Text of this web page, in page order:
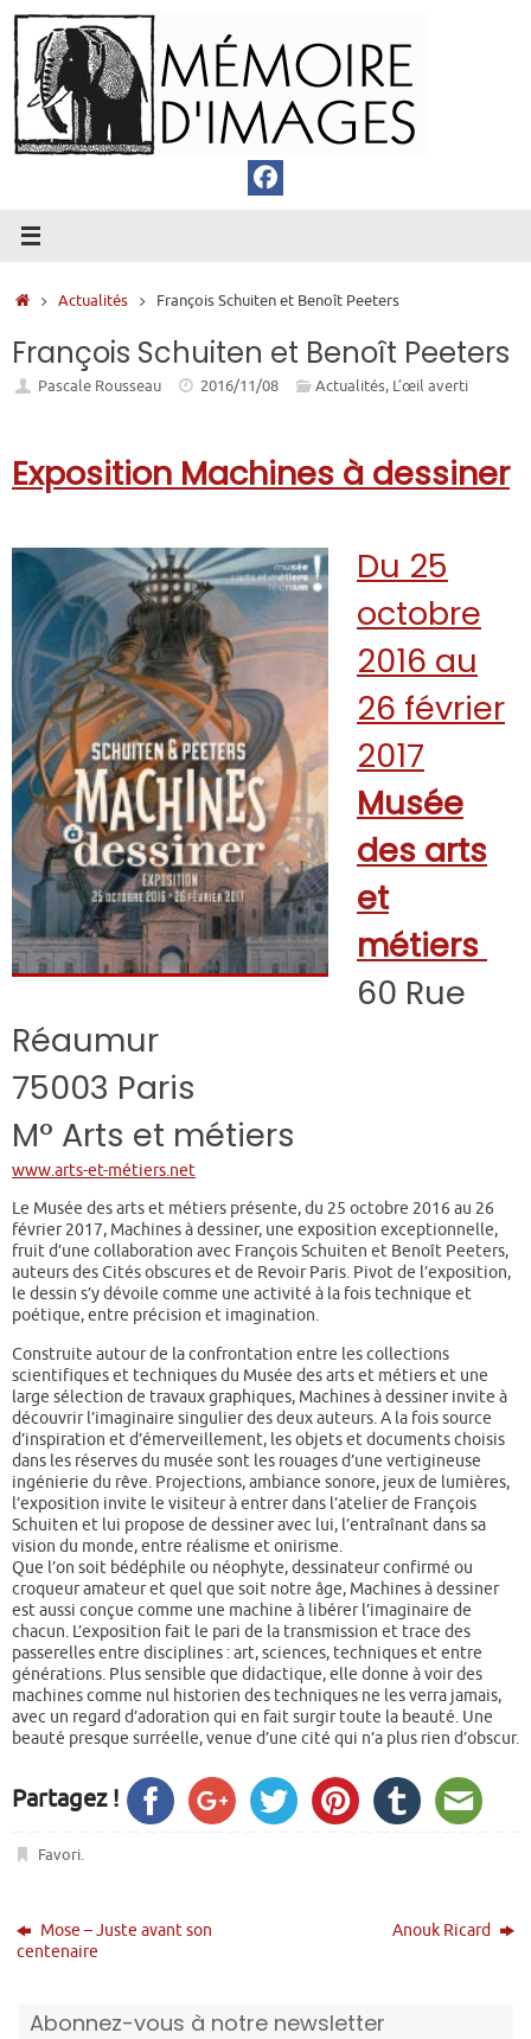
Passer
au
contenu
Accueil
Actualités François Schuiten et Benoît Peeters
François Schuiten et Benoît Peeters
Pascale Rousseau 2016/11/08 Actualités, L’œil averti
Exposition Machines à dessiner
Du 25
octobre
2016 au
26 février
2017
Musée
des arts
et
métiers
60 Rue
Réaumur
75003 Paris
M° Arts et métiers
www.arts-et-métiers.net
Le Musée des arts et métiers présente, du 25 octobre 2016 au 26
février 2017, Machines à dessiner, une exposition exceptionnelle,
fruit d’une collaboration avec François Schuiten et Benoît Peeters,
auteurs des Cités obscures et de Revoir Paris. Pivot de l’exposition,
le dessin s’y dévoile comme une activité à la fois technique et
poétique, entre précision et imagination.
Construite autour de la confrontation entre les collections
scientifiques et techniques du Musée des arts et métiers et une
large sélection de travaux graphiques, Machines à dessiner invite à
découvrir l’imaginaire singulier des deux auteurs. A la fois source
d’inspiration et d’émerveillement, les objets et documents choisis
dans les réserves du musée sont les rouages d’une vertigineuse
ingénierie du rêve. Projections, ambiance sonore, jeux de lumières,
l’exposition invite le visiteur à entrer dans l’atelier de François
Schuiten et lui propose de dessiner avec lui, l’entraînant dans sa
vision du monde, entre réalisme et onirisme.
Que l’on soit bédéphile ou néophyte, dessinateur confirmé ou
croqueur amateur et quel que soit notre âge, Machines à dessiner
est aussi conçue comme une machine à libérer l’imaginaire de
chacun. L’exposition fait le pari de la transmission et trace des
passerelles entre disciplines : art, sciences, techniques et entre
générations. Plus sensible que didactique, elle donne à voir des
machines comme nul historien des techniques ne les verra jamais,
avec un regard d’adoration qui en fait surgir toute la beauté. Une
beauté presque surréelle, venue d’une cité qui n’a plus rien d’obscur.
Partagez !
Favori.
Mose – Juste avant son
centenaire
Anouk Ricard
Abonnez-vous à notre newsletter